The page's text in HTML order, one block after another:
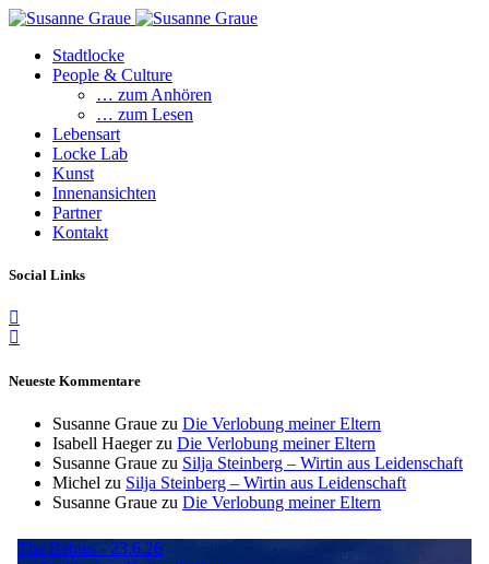
Stadtlocke
People & Culture
… zum Anhören
… zum Lesen
Lebensart
Locke Lab
Kunst
Innenansichten
Partner
Kontakt
Social Links
Neueste Kommentare
Susanne Graue zu Die Verlobung meiner Eltern
Isabell Haegerzu Die Verlobung meiner Eltern
Susanne Graue zu Silja Steinberg – Wirtin aus Leidenschaft
Michel zu Silja Steinberg – Wirtin aus Leidenschaft
Susanne Graue zu Die Verlobung meiner Eltern